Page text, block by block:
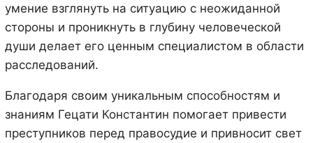
умение взглянуть на ситуацию с неожиданной
стороны и проникнуть в глубину человеческой
души делает его ценным специалистом в области
расследований.
Благодаря своим уникальным способностям и
знаниям Гецати Константин помогает привести
преступников перед правосудие и привносит свет